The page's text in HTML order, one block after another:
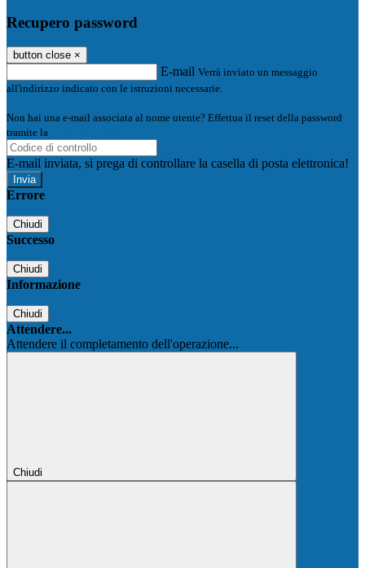
Recupero password
button close ×
E-mail Verrà inviato un messaggio
all'indirizzo indicato con le istruzioni necessarie.
Non hai una e-mail associata al nome utente? Effettua il reset della password
tramite la
E-mail inviata, si prega di controllare la casella di posta elettronica!
Errore
Chiudi
Successo
Chiudi
Informazione
Chiudi
Attendere...
Attendere il completamento dell'operazione...
Chiudi